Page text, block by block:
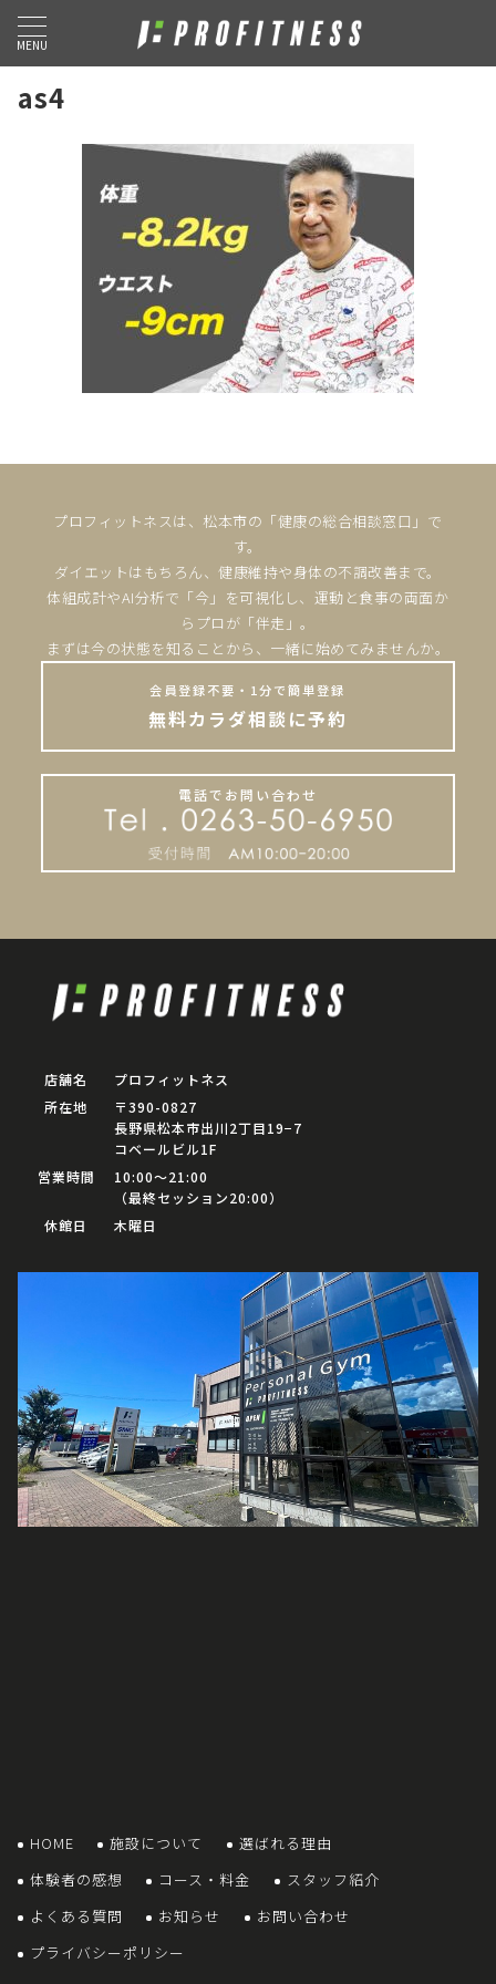
MENU
as4
プロフィットネスは、松本市の「健康の総合相談窓口」で
す。
ダイエットはもちろん、健康維持や身体の不調改善まで。
体組成計やAI分析で「今」を可視化し、運動と食事の両面か
らプロが「伴走」。
まずは今の状態を知ることから、一緒に始めてみませんか。
会員登録不要・1分で簡単登録
無料カラダ相談に予約
電話でお問い合わせ
店舗名
プロフィットネス
所在地
〒390-0827
長野県松本市出川2丁目19−7
コベールビル1F
営業時間
10:00〜21:00
（最終セッション20:00）
休館日
木曜日
HOME 施設について
選ばれる理由
体験者の感想
コース・料金
スタッフ紹介
よくある質問
お知らせ
お問い合わせ
プライバシーポリシー